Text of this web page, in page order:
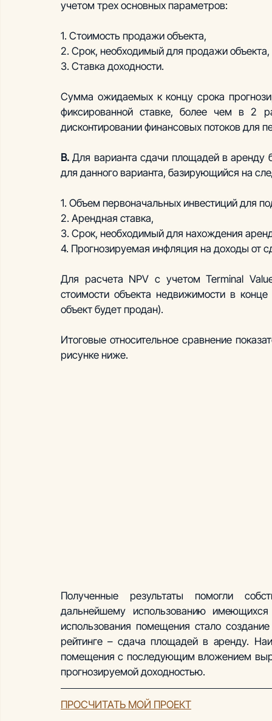
учетом трех основных параметров:
1. Стоимость продажи объекта,
2. Срок, необходимый для продажи объекта,
3. Ставка доходности.
Сумма ожидаемых к концу срока
фиксированной ставке, более чем в 2
дисконтировании финансовых потоков для
В. Для варианта сдачи площадей в аренду
для данного варианта, базирующийся на
1. Объем первоначальных инвестиций для
2. Арендная ставка,
3. Срок, необходимый для нахождения
4. Прогнозируемая инфляция на доходы от
Для расчета NPV с учетом Terminal
стоимости объекта недвижимости в
объект будет продан).
Итоговые относительное сравнение
рисунке ниже.
Полученные результаты помогли
дальнейшему использованию
использования помещения стало
рейтинге – сдача площадей в аренду.
помещения с последующим вложением
прогнозируемой доходностью.
ПРОСЧИТАТЬ МОЙ ПРОЕКТ